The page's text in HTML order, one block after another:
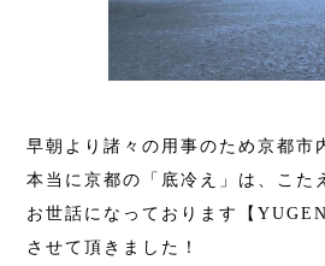
早朝より諸々の用事のため京都市
本当に京都の「底冷え」は、こた
お世話になっております【
させて頂きました！